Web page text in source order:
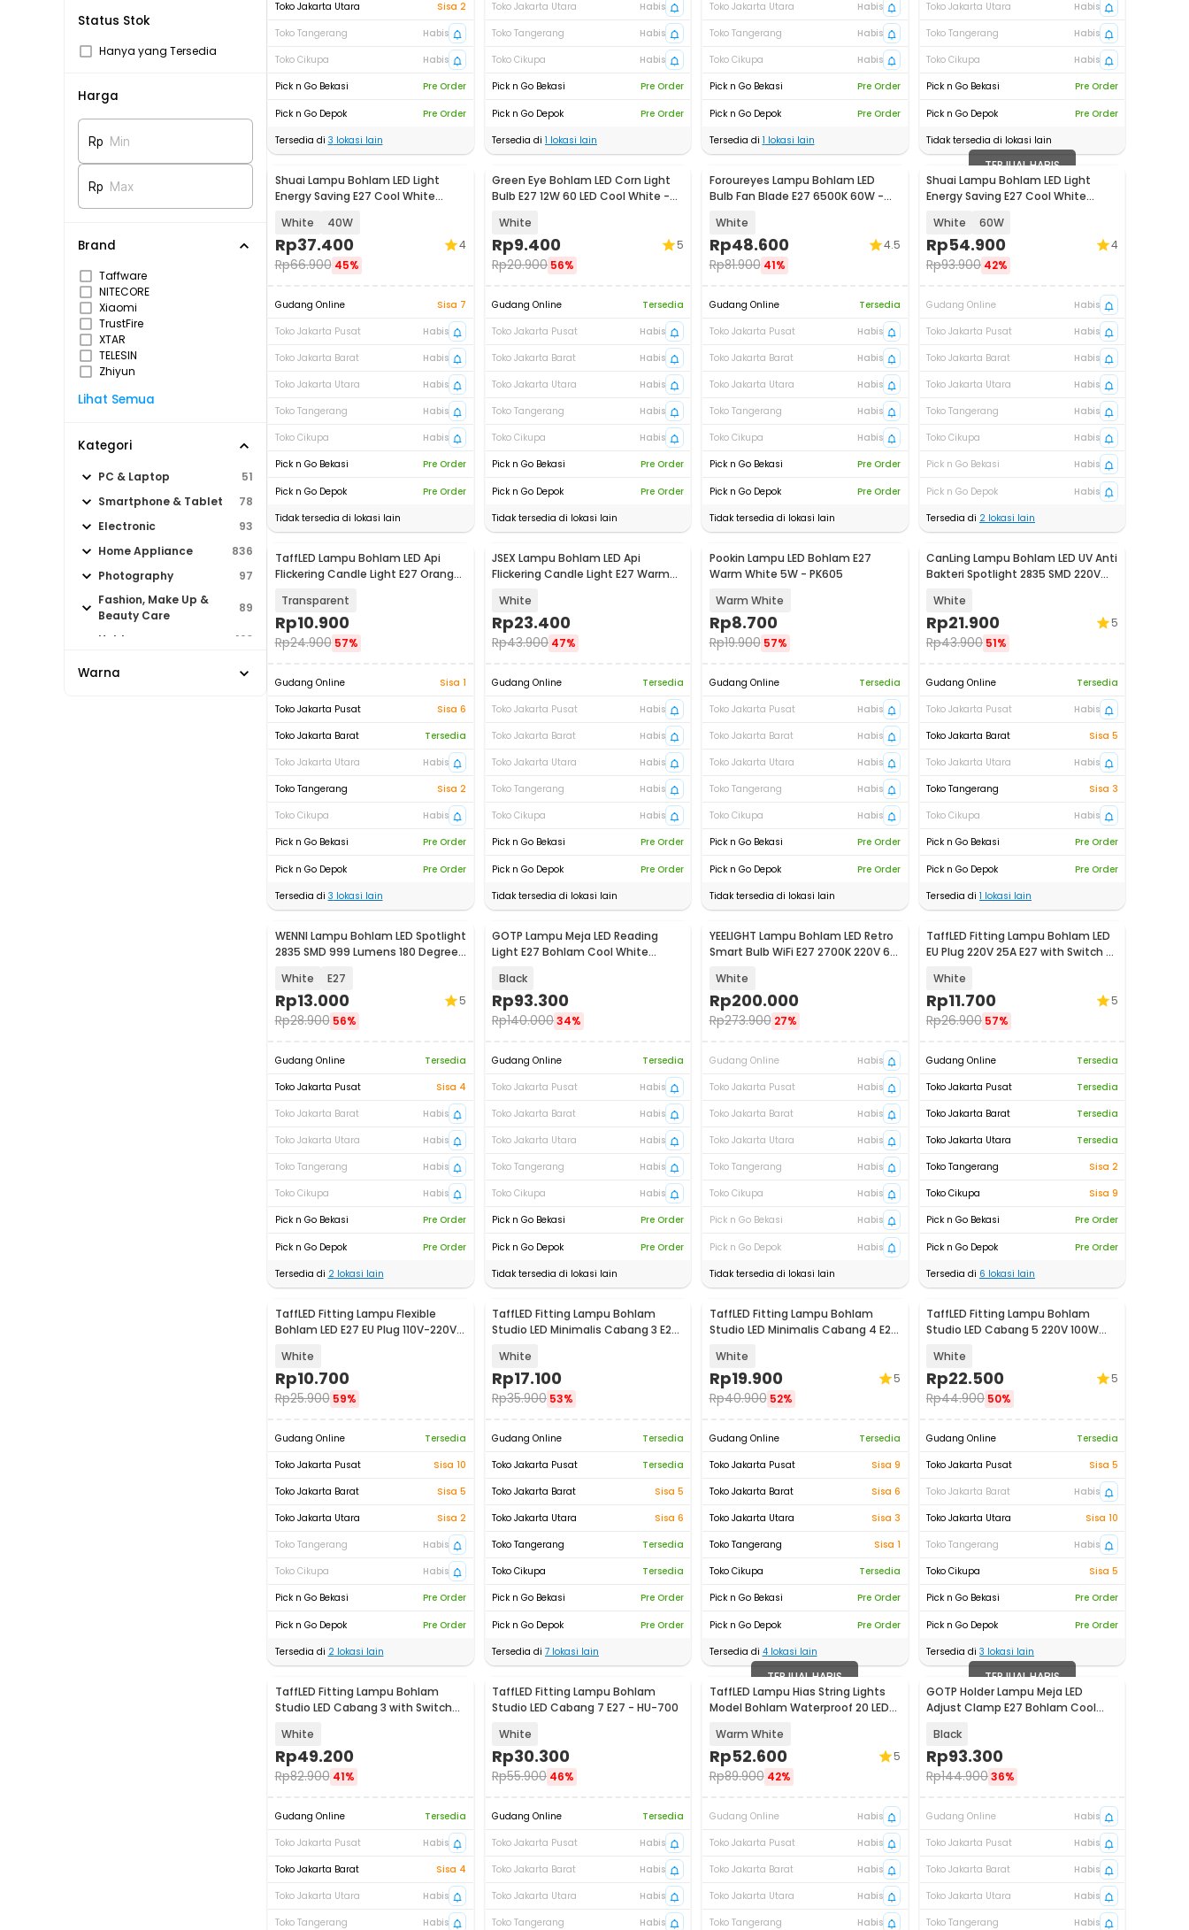
Status Stok
Hanya yang Tersedia
Harga
Rp Min
Rp Max
Brand
Taffware
NITECORE
Xiaomi
TrustFire
XTAR
TELESIN
Zhiyun
Lihat Semua
Kategori
PC & Laptop
51
Smartphone & Tablet
78
Electronic
93
Home Appliance
836
Photography
97
Fashion, Make Up &
Beauty Care
89
Hobby
120
Warna
Toko Jakarta Utara
Sisa 2
Toko Tangerang
Habis
Toko Cikupa
Habis
Pick n Go Bekasi
Pre Order
Pick n Go Depok
Pre Order
Tersedia di 3 lokasi lain
Toko Jakarta Utara
Habis
Toko Tangerang
Habis
Toko Cikupa
Habis
Pick n Go Bekasi
Pre Order
Pick n Go Depok
Pre Order
Tersedia di 1 lokasi lain
Toko Jakarta Utara
Habis
Toko Tangerang
Habis
Toko Cikupa
Habis
Pick n Go Bekasi
Pre Order
Pick n Go Depok
Pre Order
Tersedia di 1 lokasi lain
Toko Jakarta Utara
Habis
Toko Tangerang
Habis
Toko Cikupa
Habis
Pick n Go Bekasi
Pre Order
Pick n Go Depok
Pre Order
Tidak tersedia di lokasi lain
Shuai Lampu Bohlam LED Light
Energy Saving E27 Cool White
White 40W
Rp37.400
Rp66.900 45%
4
Gudang Online
Sisa 7
Toko Jakarta Pusat
Habis
Toko Jakarta Barat
Habis
Toko Jakarta Utara
Habis
Toko Tangerang
Habis
Toko Cikupa
Habis
Pick n Go Bekasi
Pre Order
Pick n Go Depok
Pre Order
Tidak tersedia di lokasi lain
Green Eye Bohlam LED Corn Light
Bulb E27 12W 60 LED Cool White -
White
Rp9.400
Rp20.900 56%
5
Gudang Online
Tersedia
Toko Jakarta Pusat
Habis
Toko Jakarta Barat
Habis
Toko Jakarta Utara
Habis
Toko Tangerang
Habis
Toko Cikupa
Habis
Pick n Go Bekasi
Pre Order
Pick n Go Depok
Pre Order
Tidak tersedia di lokasi lain
Foroureyes Lampu Bohlam LED
Bulb Fan Blade E27 6500K 60W -
White
Rp48.600
Rp81.900 41%
4.5
Gudang Online
Tersedia
Toko Jakarta Pusat
Habis
Toko Jakarta Barat
Habis
Toko Jakarta Utara
Habis
Toko Tangerang
Habis
Toko Cikupa
Habis
Pick n Go Bekasi
Pre Order
Pick n Go Depok
Pre Order
Tidak tersedia di lokasi lain
TERJUAL HABIS
Shuai Lampu Bohlam LED Light
Energy Saving E27 Cool White
White 60W
Rp54.900
Rp93.900 42%
4
Gudang Online
Habis
Toko Jakarta Pusat
Habis
Toko Jakarta Barat
Habis
Toko Jakarta Utara
Habis
Toko Tangerang
Habis
Toko Cikupa
Habis
Pick n Go Bekasi
Habis
Pick n Go Depok
Habis
Tersedia di 2 lokasi lain
TaffLED Lampu Bohlam LED Api
Flickering Candle Light E27 Orange
Transparent
Rp10.900
Rp24.900 57%
Gudang Online
Sisa 1
Toko Jakarta Pusat
Sisa 6
Toko Jakarta Barat
Tersedia
Toko Jakarta Utara
Habis
Toko Tangerang
Sisa 2
Toko Cikupa
Habis
Pick n Go Bekasi
Pre Order
Pick n Go Depok
Pre Order
Tersedia di 3 lokasi lain
JSEX Lampu Bohlam LED Api
Flickering Candle Light E27 Warm
White
Rp23.400
Rp43.900 47%
Gudang Online
Tersedia
Toko Jakarta Pusat
Habis
Toko Jakarta Barat
Habis
Toko Jakarta Utara
Habis
Toko Tangerang
Habis
Toko Cikupa
Habis
Pick n Go Bekasi
Pre Order
Pick n Go Depok
Pre Order
Tidak tersedia di lokasi lain
Pookin Lampu LED Bohlam E27
Warm White 5W - PK605
Warm White
Rp8.700
Rp19.900 57%
Gudang Online
Tersedia
Toko Jakarta Pusat
Habis
Toko Jakarta Barat
Habis
Toko Jakarta Utara
Habis
Toko Tangerang
Habis
Toko Cikupa
Habis
Pick n Go Bekasi
Pre Order
Pick n Go Depok
Pre Order
Tidak tersedia di lokasi lain
CanLing Lampu Bohlam LED UV Anti
Bakteri Spotlight 2835 SMD 220V
White
Rp21.900
Rp43.900 51%
5
Gudang Online
Tersedia
Toko Jakarta Pusat
Habis
Toko Jakarta Barat
Sisa 5
Toko Jakarta Utara
Habis
Toko Tangerang
Sisa 3
Toko Cikupa
Habis
Pick n Go Bekasi
Pre Order
Pick n Go Depok
Pre Order
Tersedia di 1 lokasi lain
WENNI Lampu Bohlam LED Spotlight
2835 SMD 999 Lumens 180 Degree
White E27
Rp13.000
Rp28.900 56%
5
Gudang Online
Tersedia
Toko Jakarta Pusat
Sisa 4
Toko Jakarta Barat
Habis
Toko Jakarta Utara
Habis
Toko Tangerang
Habis
Toko Cikupa
Habis
Pick n Go Bekasi
Pre Order
Pick n Go Depok
Pre Order
Tersedia di 2lokasi lain
GOTP Lampu Meja LED Reading
Light E27 Bohlam Cool White
Black
Rp93.300
Rp140.00034%
Gudang Online
Tersedia
Toko Jakarta Pusat
Habis
Toko Jakarta Barat
Habis
Toko Jakarta Utara
Habis
Toko Tangerang
Habis
Toko Cikupa
Habis
Pick n Go Bekasi
Pre Order
Pick n Go Depok
Pre Order
Tidak tersedia di lokasi lain
Akan Datang
YEELIGHT Lampu Bohlam LED Retro
Smart Bulb WiFi E27 2700K 220V 6W
White
Rp200.000
Rp273.900 27%
Gudang Online
Habis
Toko Jakarta Pusat
Habis
Toko Jakarta Barat
Habis
Toko Jakarta Utara
Habis
Toko Tangerang
Habis
Toko Cikupa
Habis
Pick n Go Bekasi
Habis
Pick n Go Depok
Habis
Tidak tersedia di lokasi lain
TaffLED Fitting Lampu Bohlam LED
EU Plug 220V 25A E27 with Switch -
White
Rp11.700
Rp26.900 57%
5
Gudang Online
Tersedia
Toko Jakarta Pusat
Tersedia
Toko Jakarta Barat
Tersedia
Toko Jakarta Utara
Tersedia
Toko Tangerang
Sisa 2
Toko Cikupa
Sisa 9
Pick n Go Bekasi
Pre Order
Pick n Go Depok
Pre Order
Tersedia di 6 lokasi lain
TaffLED Fitting Lampu Flexible
Bohlam LED E27 EU Plug 110V-220V -
White
Rp10.700
Rp25.900 59%
Gudang Online
Tersedia
Toko Jakarta Pusat
Sisa 10
Toko Jakarta Barat
Sisa 5
Toko Jakarta Utara
Sisa 2
Toko Tangerang
Habis
Toko Cikupa
Habis
Pick n Go Bekasi
Pre Order
Pick n Go Depok
Pre Order
Tersedia di 2lokasi lain
TaffLED Fitting Lampu Bohlam
Studio LED Minimalis Cabang 3 E27
White
Rp17.100
Rp35.900 53%
Gudang Online
Tersedia
Toko Jakarta Pusat
Tersedia
Toko Jakarta Barat
Sisa 5
Toko Jakarta Utara
Sisa 6
Toko Tangerang
Tersedia
Toko Cikupa
Tersedia
Pick n Go Bekasi
Pre Order
Pick n Go Depok
Pre Order
Tersedia di 7 lokasi lain
TaffLED Fitting Lampu Bohlam
Studio LED Minimalis Cabang 4 E27
White
Rp19.900
Rp40.900 52%
5
Gudang Online
Tersedia
Toko Jakarta Pusat
Sisa 9
Toko Jakarta Barat
Sisa 6
Toko Jakarta Utara
Sisa 3
Toko Tangerang
Sisa 1
Toko Cikupa
Tersedia
Pick n Go Bekasi
Pre Order
Pick n Go Depok
Pre Order
Tersedia di 4lokasi lain
TaffLED Fitting Lampu Bohlam
Studio LED Cabang 5 220V 100W
White
Rp22.500
Rp44.900 50%
5
Gudang Online
Tersedia
Toko Jakarta Pusat
Sisa 5
Toko Jakarta Barat
Habis
Toko Jakarta Utara
Sisa 10
Toko Tangerang
Habis
Toko Cikupa
Sisa 5
Pick n Go Bekasi
Pre Order
Pick n Go Depok
Pre Order
Tersedia di 3 lokasi lain
TaffLED Fitting Lampu Bohlam
Studio LED Cabang 3 with Switch
White
Rp49.200
Rp82.900 41%
Gudang Online
Tersedia
Toko Jakarta Pusat
Habis
Toko Jakarta Barat
Sisa 4
Toko Jakarta Utara
Habis
Toko Tangerang
Habis
TaffLED Fitting Lampu Bohlam
Studio LED Cabang 7 E27 - HU-700
White
Rp30.300
Rp55.900 46%
Gudang Online
Tersedia
Toko Jakarta Pusat
Habis
Toko Jakarta Barat
Habis
Toko Jakarta Utara
Habis
Toko Tangerang
Habis
TERJUAL HABIS
TaffLED Lampu Hias String Lights
Model Bohlam Waterproof 20 LED
Warm White
Rp52.600
Rp89.900 42%
5
Gudang Online
Habis
Toko Jakarta Pusat
Habis
Toko Jakarta Barat
Habis
Toko Jakarta Utara
Habis
Toko Tangerang
Habis
TERJUAL HABIS
GOTP Holder Lampu Meja LED
Adjust Clamp E27 Bohlam Cool
Black
Rp93.300
Rp144.90036%
Gudang Online
Habis
Toko Jakarta Pusat
Habis
Toko Jakarta Barat
Habis
Toko Jakarta Utara
Habis
Toko Tangerang
Habis